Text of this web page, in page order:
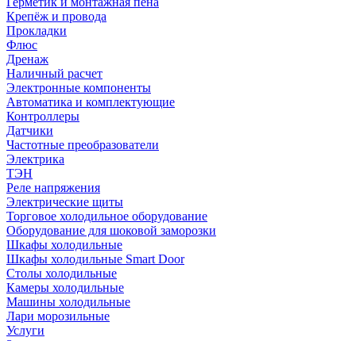
Крепёж и провода
Прокладки
Флюс
Дренаж
Наличный расчет
Электронные компоненты
Автоматика и комплектующие
Контроллеры
Датчики
Частотные преобразователи
Электрика
ТЭН
Реле напряжения
Электрические щиты
Торговое холодильное оборудование
Оборудование для шоковой заморозки
Шкафы холодильные
Шкафы холодильные Smart Door
Столы холодильные
Камеры холодильные
Машины холодильные
Лари морозильные
Услуги